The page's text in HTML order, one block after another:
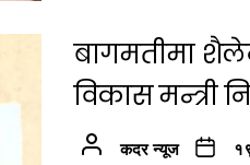
बागमतीमा
विकास मन्त्री
कदर न्यूज